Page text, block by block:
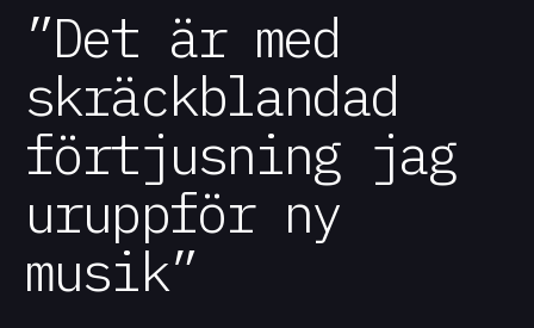
”Det är med
skräckblandad
förtjusning jag
uruppför ny
musik”